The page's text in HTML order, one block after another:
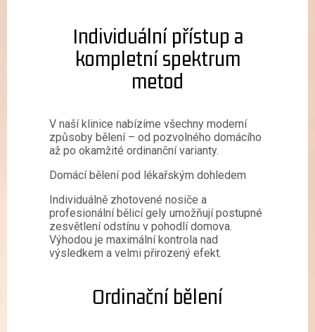
Individuální přístup a
kompletní spektrum
metod
V naší klinice nabízíme všechny moderní
způsoby bělení – od pozvolného domácího
až po okamžité ordinanční varianty.
Domácí bělení pod lékařským dohledem
Individuálně zhotovené nosiče a
profesionální bělicí gely umožňují postupné
zesvětlení odstínu v pohodlí domova.
Výhodou je maximální kontrola nad
výsledkem a velmi přirozený efekt.
Ordinační bělení